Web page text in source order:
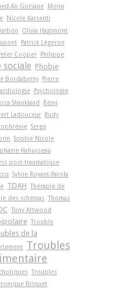
Ali Gorsane
Moïra
Nicole Karsenti
Olivia Hagimont
Patrick Légeron
Cooper
Philippe
sociale Phobie
Bordaberry
Pierre
Psychologie
Shankland
Rémi
Ladouceur
Rudy
Serge
Sophie Nicole
Hahusseau
post-traumatique
Sylvie Royant-Parola
TDAH Thérapie de
des schémas Thomas
Tony Attwood
Trouble
de la
Troubles
Troubles
Briquet